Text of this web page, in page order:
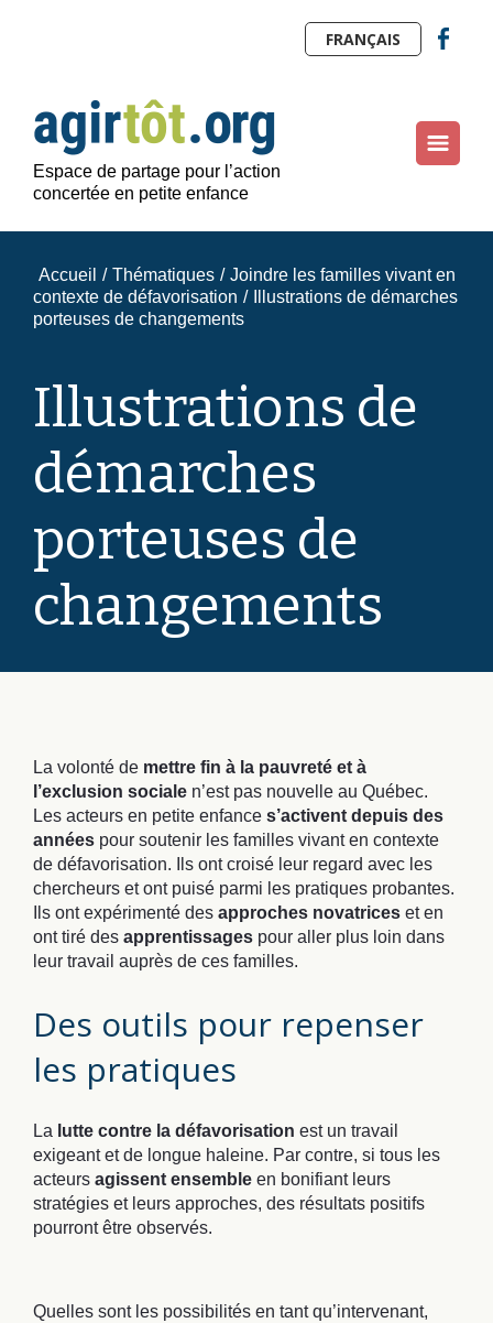
Espace de partage pour l’action
concertée en petite enfance
FRANÇAIS
Accueil / Thématiques / Joindre les familles vivant en
contexte de défavorisation /
Illustrations de démarches
porteuses de changements
Illustrations de
démarches
porteuses de
changements
La volonté de mettre fin à la pauvreté et à
l’exclusion sociale n’est pas nouvelle au Québec.
Les acteurs en petite enfance s’activent depuis des
années pour soutenir les familles vivant en contexte
de défavorisation. Ils ont croisé leur regard avec les
chercheurs et ont puisé parmi les pratiques probantes.
Ils ont expérimenté des approches novatrices et en
ont tiré des apprentissages pour aller plus loin dans
leur travail auprès de ces familles.
Des outils pour repenser
les pratiques
La lutte contre la défavorisation est un travail
exigeant et de longue haleine. Par contre, si tous les
acteurs agissent ensemble en bonifiant leurs
stratégies et leurs approches, des résultats positifs
pourront être observés.
Quelles sont les possibilités en tant qu’intervenant,